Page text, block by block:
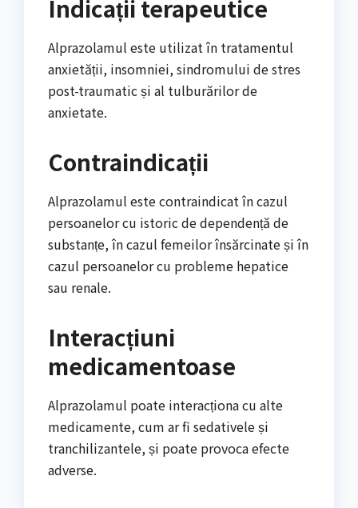
Indicații terapeutice
Alprazolamul este utilizat în tratamentul
anxietății, insomniei, sindromului de stres
post-traumatic și al tulburărilor de
anxietate.
Contraindicații
Alprazolamul este contraindicat în cazul
persoanelor cu istoric de dependență de
substanțe, în cazul femeilor însărcinate și în
cazul persoanelor cu probleme hepatice
sau renale.
Interacțiuni
medicamentoase
Alprazolamul poate interacționa cu alte
medicamente, cum ar fi sedativele și
tranchilizantele, și poate provoca efecte
adverse.